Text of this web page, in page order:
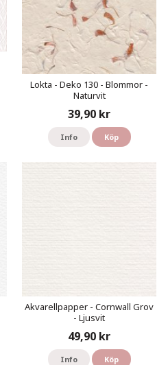
Lokta - Deko 130 - Blommor -
Naturvit
39,90 kr
Info Köp
Akvarellpapper - Cornwall Grov
- Ljusvit
49,90 kr
Info Köp